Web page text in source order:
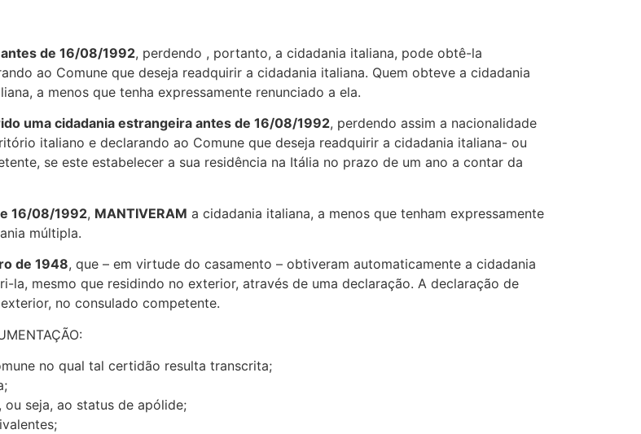
de 16/08/1992, perdendo , portanto, a cidadania italiana, pode obtê-la
ao Comune que deseja readquirir a cidadania italiana. Quem obteve a cidadania
a menos que tenha expressamente renunciado a ela.
uma cidadania estrangeira antes de 16/08/1992, perdendo assim a nacionalidade
italiano e declarando ao Comune que deseja readquirir a cidadania italiana- ou
se este estabelecer a sua residência na Itália no prazo de um ano a contar da
16/08/1992, MANTIVERAM a cidadania italiana, a menos que tenham expressamente
múltipla.
de 1948, que – em virtude do casamento – obtiveram automaticamente a cidadania
mesmo que residindo no exterior, através de uma declaração. A declaração de
no consulado competente.
no qual tal certidão resulta transcrita;
seja, ao status de apólide;